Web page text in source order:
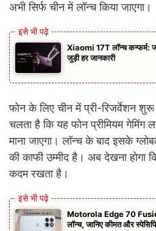
अभी सिर्फ चीन में लॉन्च किया जाएगा।
Xiaomi 17T लॉन्च कन्फर्म:
जुड़ी हर जानकारी
फोन के लिए चीन में प्री-रिजर्वेशन
चलता है कि यह फोन प्रीमियम गेमिंग
माना जाएगा। लॉन्च के बाद इसके
की काफी उम्मीद है। अब देखना होगा
कदम रखता है।
Motorola Edge 70 Fusion
लॉन्च, जानिए कीमत और